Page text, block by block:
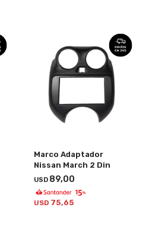
Marco Adaptador
Nissan March 2 Din
USD 89,00
USD 75,65